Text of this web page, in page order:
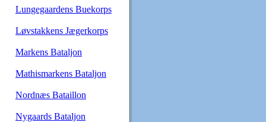
Lungegaardens Buekorps
Løvstakkens Jægerkorps
Markens Bataljon
Mathismarkens Bataljon
Nordnæs Bataillon
Nygaards Bataljon